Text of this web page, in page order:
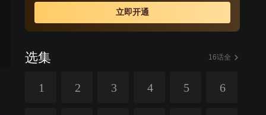
立即开通
选集 16话全
1 2 3 4 5 6